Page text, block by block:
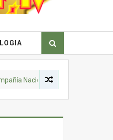
de Chocolates, Gobierno